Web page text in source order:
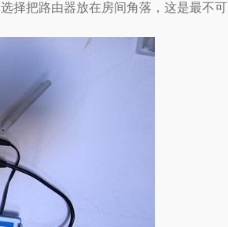
择把路由器放在房间角落，这是最不可